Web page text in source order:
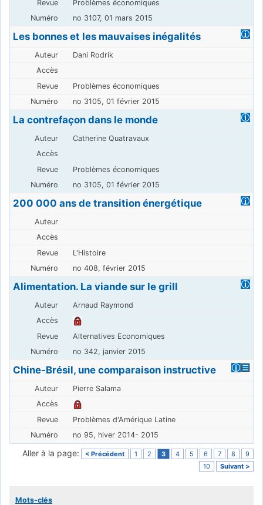
Problèmes économiques
no 3107, 01 mars 2015
Les bonnes et les mauvaises inégalités
Dani Rodrik
Problèmes économiques
no 3105, 01 février 2015
La contrefaçon dans le monde
Catherine Quatravaux
Problèmes économiques
no 3105, 01 février 2015
200 000 ans de transition énergétique
L'Histoire
no 408, février 2015
Alimentation. La viande sur le grill
Arnaud Raymond
Alternatives Economiques
no 342, janvier 2015
Chine-Brésil, une comparaison instructive
Pierre Salama
Problèmes d'Amérique Latine
no 95, hiver 2014- 2015
Aller à la page: < Précédent 1 2 3 4 5 6 7 8
9
10
Suivant >
Mots-clés